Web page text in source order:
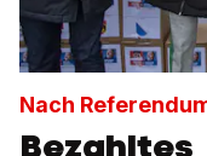
Nach
Bezahltes